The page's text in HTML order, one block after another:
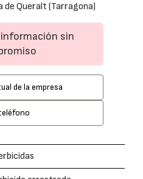
de Queralt (Tarragona)
sin
de la empresa